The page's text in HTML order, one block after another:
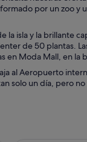
por un zoo y
isla y la brillante
de 50 plantas.
en Moda Mall, en la
al Aeropuerto
solo un día, pero